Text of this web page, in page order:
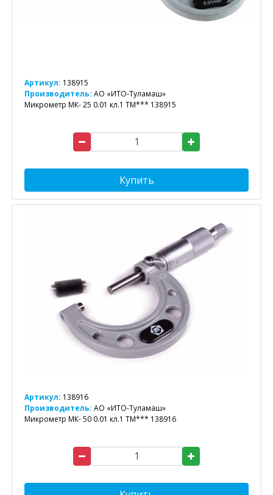
Артикул: 138915
Производитель: АО «ИТО-Туламаш»
Микрометр МК- 25 0.01 кл.1 ТМ*** 138915
Купить
Артикул: 138916
Производитель: АО «ИТО-Туламаш»
Микрометр МК- 50 0.01 кл.1 ТМ*** 138916